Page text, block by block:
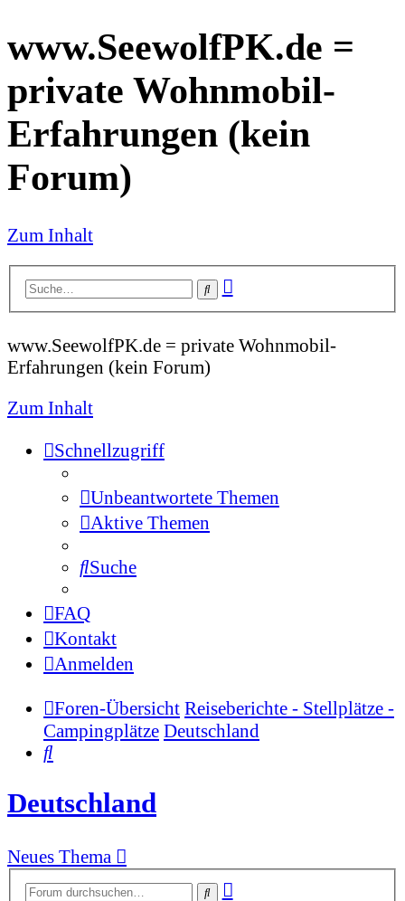
www.SeewolfPK.de =
private Wohnmobil-
Erfahrungen (kein
Forum)
Zum Inhalt
SucheErweiterte
www.SeewolfPK.de = private Wohnmobil-
Erfahrungen (kein Forum)
Zum Inhalt
Schnellzugriff
Unbeantwortete Themen
Aktive Themen
Suche
FAQ
Kontakt
Anmelden
Foren-Übersicht Reiseberichte - Stellplätze -
Campingplätze Deutschland
Deutschland
Neues Thema
SucheErweiterte